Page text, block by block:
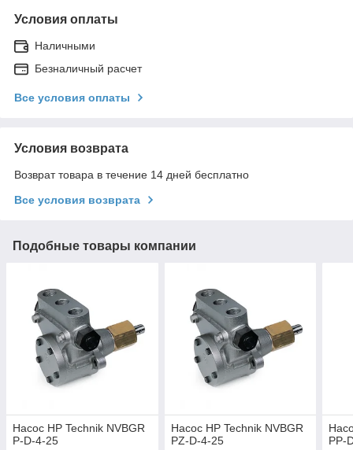
Условия оплаты
Наличными
Безналичный расчет
Все условия оплаты
Условия возврата
Возврат товара в течение 14 дней бесплатно
Все условия возврата
Подобные товары компании
Насос НР Technik NVBGR
P-D-4-25
Насос НР Technik NVBGR
PZ-D-4-25
PP-